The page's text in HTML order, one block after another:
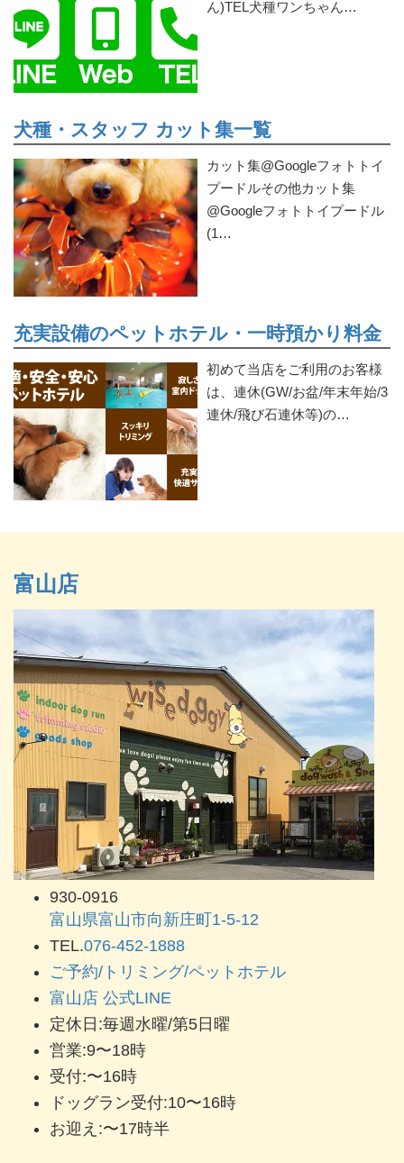
ん)TEL犬種ワンちゃん…
犬種・スタッフ カット集一覧
カット集@Googleフォトトイ
プードルその他カット集
@Googleフォトトイプードル
(1…
充実設備のペットホテル・一時預かり料金
初めて当店をご利用のお客様
は、連休(GW/お盆/年末年始/3
連休/飛び石連休等)の…
富山店
930-0916
富山県富山市向新庄町1-5-12
TEL.076-452-1888
ご予約/トリミング/ペットホテル
富山店 公式LINE
定休日:毎週水曜/第5日曜
営業:9〜18時
受付:〜16時
ドッグラン受付:10〜16時
お迎え:〜17時半